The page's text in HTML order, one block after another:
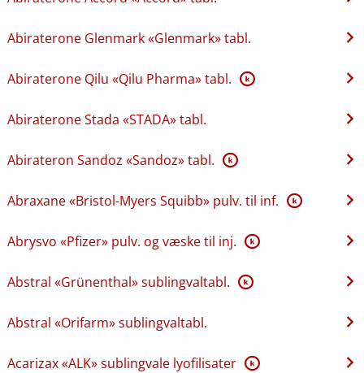
Abiraterone Glenmark «Glenmark» tabl.
Abiraterone Qilu «Qilu Pharma» tabl. K
Abiraterone Stada «STADA» tabl.
Abirateron Sandoz «Sandoz» tabl. K
Abraxane «Bristol-Myers Squibb» pulv. til inf. K
Abrysvo «Pfizer» pulv. og væske til inj. K
Abstral «Grünenthal» sublingvaltabl. K
Abstral «Orifarm» sublingvaltabl.
Acarizax «ALK» sublingvale lyofilisater K